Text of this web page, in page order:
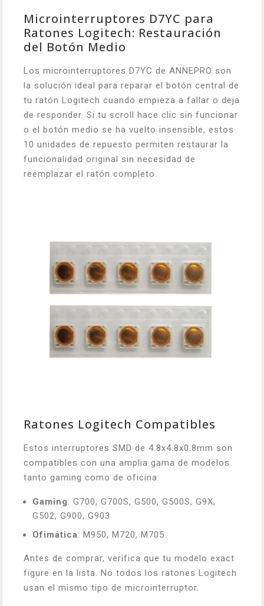
Microinterruptores D7YC para
Ratones Logitech: Restauración
del Botón Medio
Los microinterruptores D7YC de ANNEPRO son
la solución ideal para reparar el botón central de
tu ratón Logitech cuando empieza a fallar o deja
de responder. Si tu scroll hace clic sin funcionar
o el botón medio se ha vuelto insensible, estos
10 unidades de repuesto permiten restaurar la
funcionalidad original sin necesidad de
reemplazar el ratón completo.
Ratones Logitech Compatibles
Estos interruptores SMD de 4.8x4.8x0.8mm son
compatibles con una amplia gama de modelos
tanto gaming como de oficina:
Gaming: G700, G700S, G500, G500S, G9X,
G502, G900, G903
Ofimática: M950, M720, M705
Antes de comprar, verifica que tu modelo exact
figure en la lista. No todos los ratones Logitech
usan el mismo tipo de microinterruptor.